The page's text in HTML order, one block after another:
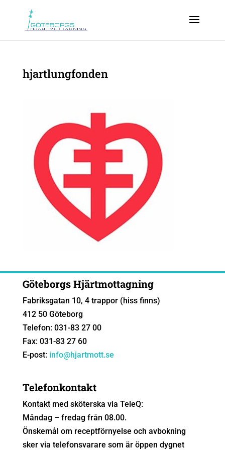
hjartlungfonden
Göteborgs Hjärtmottagning
Fabriksgatan 10, 4 trappor (hiss finns)
412 50 Göteborg
Telefon: 031-83 27 00
Fax: 031-83 27 60
E-post: info@hjartmott.se
Telefonkontakt
Kontakt med sköterska via TeleQ:
Måndag – fredag från 08.00.
Önskemål om receptförnyelse och avbokning
sker via telefonsvarare som är öppen dygnet